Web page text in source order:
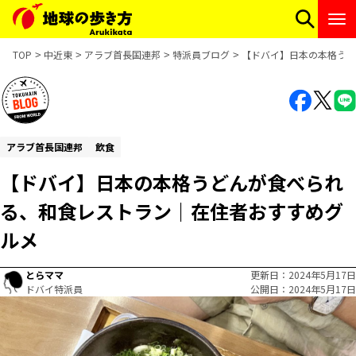
TOP 中近東 アラブ首長国連邦 特派員ブログ 【ドバイ】日本の本格う
アラブ首長国連邦 飲食
【ドバイ】日本の本格うどんが食べられ
る、和食レストラン｜在住者おすすめグ
ルメ
とらママ
ドバイ特派員
更新日
2024年5月17日
公開日
2024年5月17日